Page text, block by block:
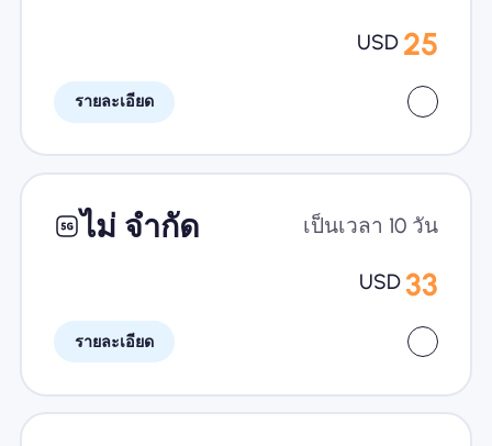
USD 25
รายละเอียด
ไม่ จำกัด เป็นเวลา 10 วัน
USD 33
รายละเอียด